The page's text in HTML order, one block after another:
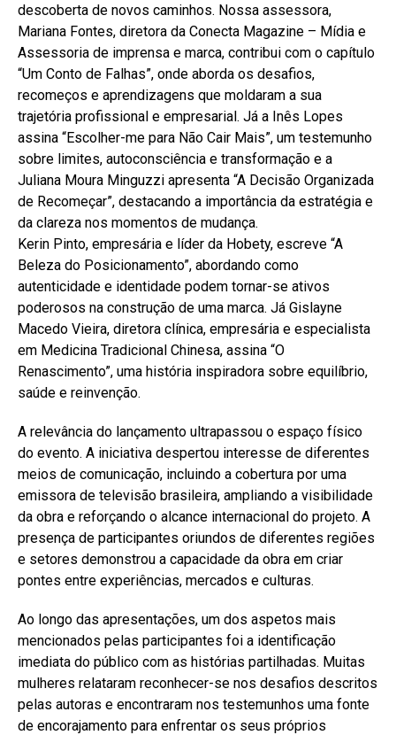
descoberta de novos caminhos. Nossa assessora,
Mariana Fontes, diretora da Conecta Magazine – Mídia e
Assessoria de imprensa e marca, contribui com o capítulo
“Um Conto de Falhas”, onde aborda os desafios,
recomeços e aprendizagens que moldaram a sua
trajetória profissional e empresarial. Já a Inês Lopes
assina “Escolher-me para Não Cair Mais”, um testemunho
sobre limites, autoconsciência e transformação e a
Juliana Moura Minguzzi apresenta “A Decisão Organizada
de Recomeçar”, destacando a importância da estratégia e
da clareza nos momentos de mudança.
Kerin Pinto, empresária e líder da Hobety, escreve “A
Beleza do Posicionamento”, abordando como
autenticidade e identidade podem tornar-se ativos
poderosos na construção de uma marca. Já Gislayne
Macedo Vieira, diretora clínica, empresária e especialista
em Medicina Tradicional Chinesa, assina “O
Renascimento”, uma história inspiradora sobre equilíbrio,
saúde e reinvenção.
A relevância do lançamento ultrapassou o espaço físico
do evento. A iniciativa despertou interesse de diferentes
meios de comunicação, incluindo a cobertura por uma
emissora de televisão brasileira, ampliando a visibilidade
da obra e reforçando o alcance internacional do projeto. A
presença de participantes oriundos de diferentes regiões
e setores demonstrou a capacidade da obra em criar
pontes entre experiências, mercados e culturas.
Ao longo das apresentações, um dos aspetos mais
mencionados pelas participantes foi a identificação
imediata do público com as histórias partilhadas. Muitas
mulheres relataram reconhecer-se nos desafios descritos
pelas autoras e encontraram nos testemunhos uma fonte
de encorajamento para enfrentar os seus próprios